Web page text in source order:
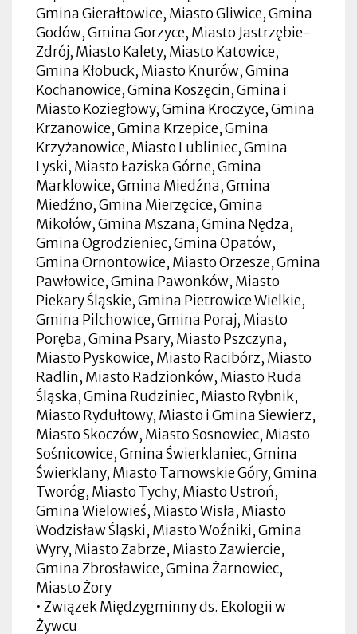
Gmina Gierałtowice, Miasto Gliwice, Gmina
Godów, Gmina Gorzyce, Miasto Jastrzębie-
Zdrój, Miasto Kalety, Miasto Katowice,
Gmina Kłobuck, Miasto Knurów, Gmina
Kochanowice, Gmina Koszęcin, Gmina i
Miasto Koziegłowy, Gmina Kroczyce, Gmina
Krzanowice, Gmina Krzepice, Gmina
Krzyżanowice, Miasto Lubliniec, Gmina
Lyski, Miasto Łaziska Górne, Gmina
Marklowice, Gmina Miedźna, Gmina
Miedźno, Gmina Mierzęcice, Gmina
Mikołów, Gmina Mszana, Gmina Nędza,
Gmina Ogrodzieniec, Gmina Opatów,
Gmina Ornontowice, Miasto Orzesze, Gmina
Pawłowice, Gmina Pawonków, Miasto
Piekary Śląskie, Gmina Pietrowice Wielkie,
Gmina Pilchowice, Gmina Poraj, Miasto
Poręba, Gmina Psary, Miasto Pszczyna,
Miasto Pyskowice, Miasto Racibórz, Miasto
Radlin, Miasto Radzionków, Miasto Ruda
Śląska, Gmina Rudziniec, Miasto Rybnik,
Miasto Rydułtowy, Miasto i Gmina Siewierz,
Miasto Skoczów, Miasto Sosnowiec, Miasto
Sośnicowice, Gmina Świerklaniec, Gmina
Świerklany, Miasto Tarnowskie Góry, Gmina
Tworóg, Miasto Tychy, Miasto Ustroń,
Gmina Wielowieś, Miasto Wisła, Miasto
Wodzisław Śląski, Miasto Woźniki, Gmina
Wyry, Miasto Zabrze, Miasto Zawiercie,
Gmina Zbrosławice, Gmina Żarnowiec,
Miasto Żory
• Związek Międzygminny ds. Ekologii w
Żywcu